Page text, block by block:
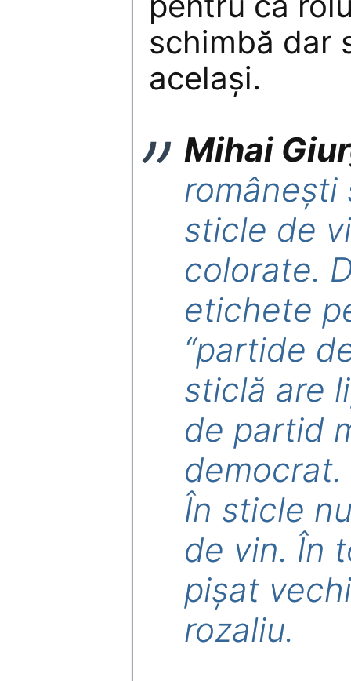
schimbă dar
acelaşi.
Mihai
româneşti
sticle de
colorate.
etichete
“partide
sticlă are
de partid
În sticle
de vin. În
pişat
rozaliu.